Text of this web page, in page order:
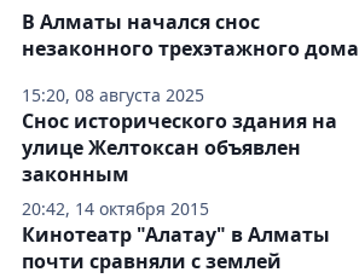
15:20, 08 августа 2025
В Алматы начался снос
незаконного трехэтажного дома
20:42, 14 октября 2015
Снос исторического здания на
улице Желтоксан объявлен
законным
Кинотеатр "Алатау" в Алматы
почти сравняли с землей